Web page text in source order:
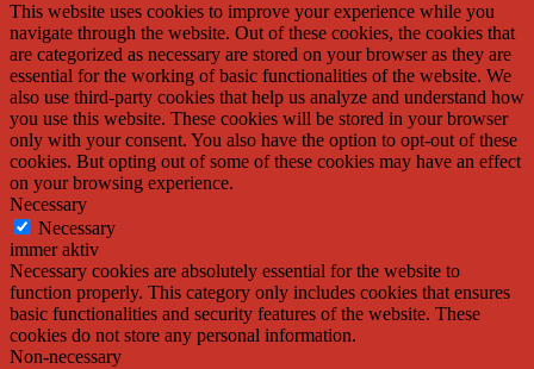
This website uses cookies to improve your experience while you
navigate through the website. Out of these cookies, the cookies that
are categorized as necessary are stored on your browser as they are
essential for the working of basic functionalities of the website. We
also use third-party cookies that help us analyze and understand how
you use this website. These cookies will be stored in your browser
only with your consent. You also have the option to opt-out of these
cookies. But opting out of some of these cookies may have an effect
on your browsing experience.
Necessary
Necessary
immer aktiv
Necessary cookies are absolutely essential for the website to
function properly. This category only includes cookies that ensures
basic functionalities and security features of the website. These
cookies do not store any personal information.
Non-necessary